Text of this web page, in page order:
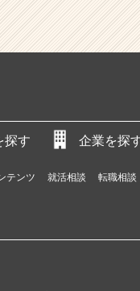
探す 企業を探
テンツ 就活相談 転職相談